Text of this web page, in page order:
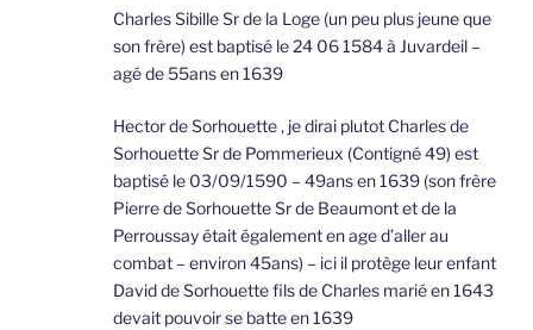
Charles Sibille Sr de la Loge (un peu plus jeune que
son frère) est baptisé le 24 06 1584 à Juvardeil –
agé de 55ans en 1639
Hector de Sorhouette , je dirai plutot Charles de
Sorhouette Sr de Pommerieux (Contigné 49) est
baptisé le 03/09/1590 – 49ans en 1639 (son frère
Pierre de Sorhouette Sr de Beaumont et de la
Perroussay était également en age d’aller au
combat – environ 45ans) – ici il protège leur enfant
David de Sorhouette fils de Charles marié en 1643
devait pouvoir se batte en 1639